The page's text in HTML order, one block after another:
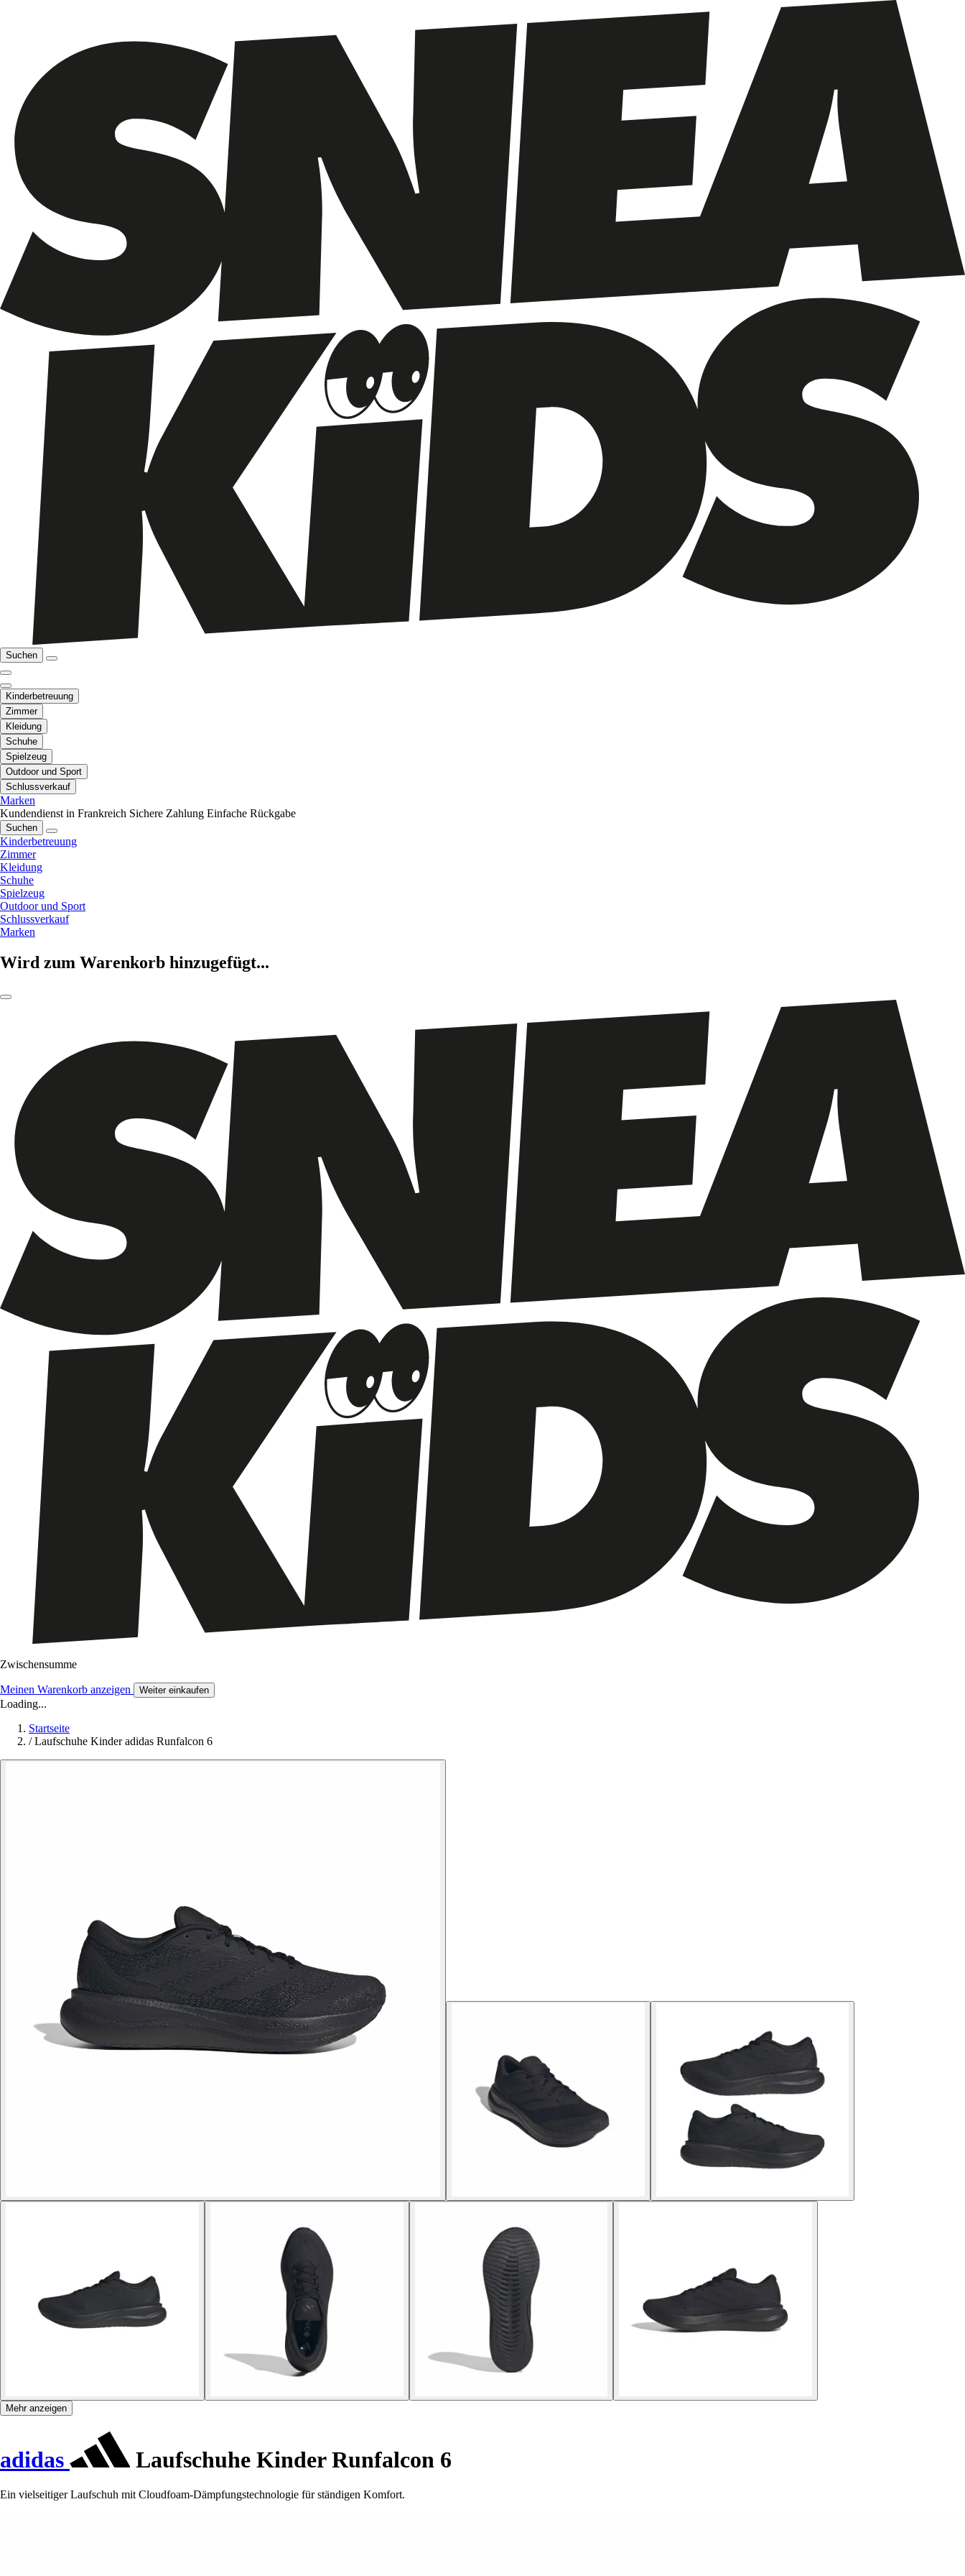
Suchen
Kinderbetreuung
Zimmer
Kleidung
Schuhe
Spielzeug
Outdoor und Sport
Schlussverkauf
Marken
Kundendienst in Frankreich Sichere Zahlung Einfache Rückgabe
Suchen
Kinderbetreuung
Zimmer
Kleidung
Schuhe
Spielzeug
Outdoor und Sport
Schlussverkauf
Marken
Wird zum Warenkorb hinzugefügt...
Zwischensumme
Meinen Warenkorb anzeigen Weiter einkaufen
Loading...
Startseite
/ Laufschuhe Kinder adidas Runfalcon 6
Mehr anzeigen
adidas Laufschuhe Kinder Runfalcon 6
Ein vielseitiger Laufschuh mit Cloudfoam-Dämpfungstechnologie für ständigen Komfort.